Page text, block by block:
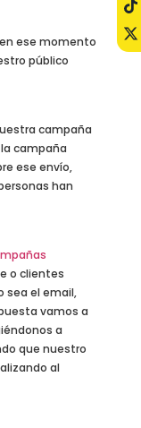
ese momento
público
campaña
campaña
ese envío,
han
o clientes
sea el email,
vamos a
a
que nuestro
al